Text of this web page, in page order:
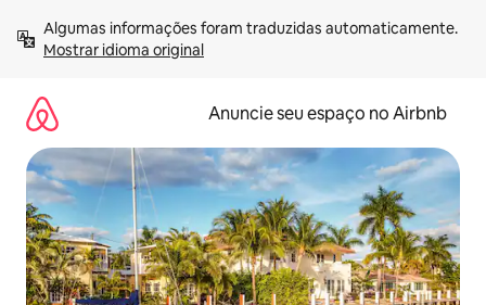
para
Mostrar idioma original
Anuncie seu espaço no Airbnb